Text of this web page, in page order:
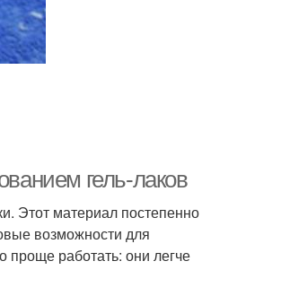
гель-лаков
Этот материал постепенно
возможности для
проще работать: они легче